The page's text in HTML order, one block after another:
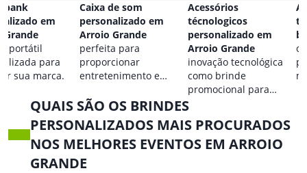
bank
em
Grande
portátil
para
sua marca.
Caixa de som
personalizado em
Arroio Grande
perfeita para
proporcionar
entretenimento e
qualquer ocasião.
Acessórios
técnologicos
personalizado em
Arroio Grande
inovação tecnológica
como brinde
promocional para
eventos.
QUAIS SÃO OS BRINDES
PERSONALIZADOS MAIS PROCURADOS
NOS MELHORES EVENTOS EM ARROIO
GRANDE